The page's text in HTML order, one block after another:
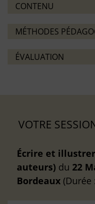
CONTENU
MÉTHODES
ÉVALUATION
VOTRE
Écrire et
auteurs) du 22
Bordeaux (Durée